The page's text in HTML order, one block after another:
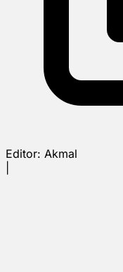
Editor: Akmal